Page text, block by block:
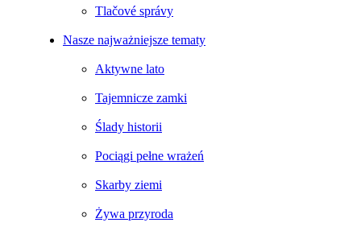
Tlačové správy
Nasze najważniejsze tematy
Aktywne lato
Tajemnicze zamki
Ślady historii
Pociągi pełne wrażeń
Skarby ziemi
Żywa przyroda